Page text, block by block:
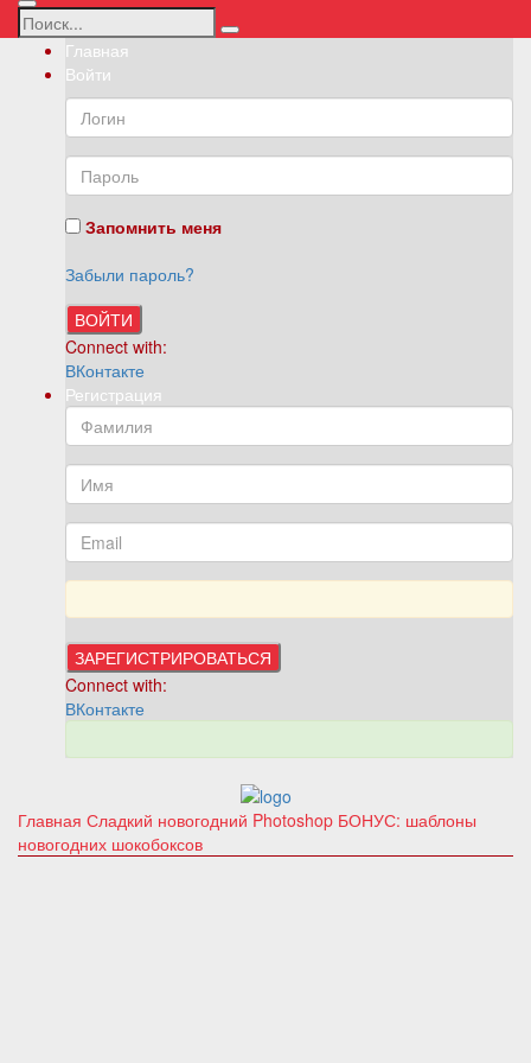
Главная
Войти
Запомнить меня
Забыли пароль?
ВОЙТИ
Connect with:
ВКонтакте
Регистрация
Connect with:
ВКонтакте
Главная Сладкий новогодний Photoshop БОНУС: шаблоны
новогодних шокобоксов